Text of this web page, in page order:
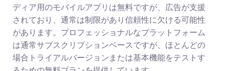
ディア用のモバイルアプリは無料ですが、広告が支援
されており、通常は制限があり信頼性に欠ける可能性
があります。プロフェッショナルなプラットフォーム
は通常サブスクリプションベースですが、ほとんどの
場合トライアルバージョンまたは基本機能をテストす